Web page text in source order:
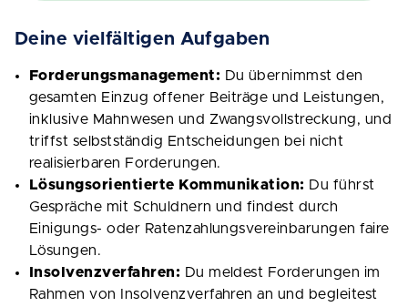
Deine vielfältigen Aufgaben
Forderungsmanagement: Du übernimmst den
gesamten Einzug offener Beiträge und Leistungen,
inklusive Mahnwesen und Zwangsvollstreckung, und
triffst selbstständig Entscheidungen bei nicht
realisierbaren Forderungen.
Lösungsorientierte Kommunikation: Du führst
Gespräche mit Schuldnern und findest durch
Einigungs- oder Ratenzahlungsvereinbarungen faire
Lösungen.
Insolvenzverfahren: Du meldest Forderungen im
Rahmen von Insolvenzverfahren an und begleitest